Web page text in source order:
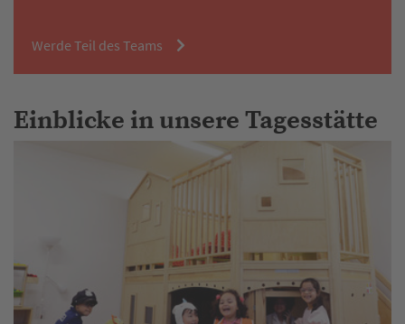
Werde Teil des Teams
Einblicke in unsere Tagesstätte